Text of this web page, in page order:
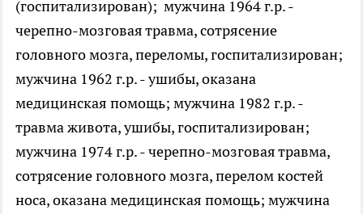
(госпитализирован); мужчина 1964 г.р. -
черепно-мозговая травма, сотрясение
головного мозга, переломы, госпитализирован;
мужчина 1962 г.р. - ушибы, оказана
медицинская помощь; мужчина 1982 г.р. -
травма живота, ушибы, госпитализирован;
мужчина 1974 г.р. - черепно-мозговая травма,
сотрясение головного мозга, перелом костей
носа, оказана медицинская помощь; мужчина